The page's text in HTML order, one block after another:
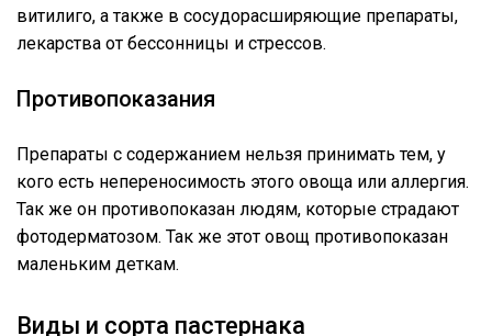
витилиго, а также в сосудорасширяющие препараты,
лекарства от бессонницы и стрессов.
Противопоказания
Препараты с содержанием нельзя принимать тем, у
кого есть непереносимость этого овоща или аллергия.
Так же он противопоказан людям, которые страдают
фотодерматозом. Так же этот овощ противопоказан
маленьким деткам.
Виды и сорта пастернака